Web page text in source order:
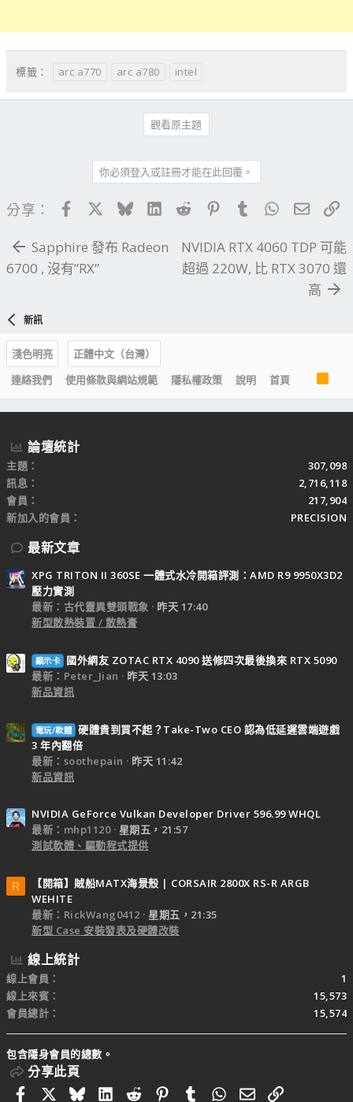
標籤： arc a770 arc a780 intel
觀看原主題
你必須登入或註冊才能在此回覆。
分享： FacebookBlueskyLinkedIn
Reddit PinterestTumblrWhatsApp
電子
Sapphire 發布 Radeon
6700 , 沒有”RX”
NVIDIA RTX 4060 TDP 可能
超過 220W, 比 RTX 3070 還
高
新訊
淺色明亮
正體中文（台灣）
連絡我們
使用條款與網站規範 隱私權政策 說明 首頁
R
S
S
論壇統計
主題
307,098
訊息
2,716,118
會員
217,904
新加入的會員
PRECISION
最新文章
XPG TRITON II 360SE 一體式水冷開箱評測：AMD R9 9950X3D2
壓力實測
最新：古代靈異雙頭戰象
昨天 17:40
新型散熱裝置 / 散熱膏
顯示卡
國外網友 ZOTAC RTX 4090 送修四次最後換來 RTX 5090
最新：Peter_Jian
昨天 13:03
新品資訊
電玩/軟體 硬體貴到買不起？Take-Two CEO 認為低延遲雲端遊戲
3 年內翻倍
最新：soothepain
昨天 11:42
新品資訊
NVIDIA GeForce Vulkan Developer Driver 596.99 WHQL
最新：mhp1120
星期五，21:57
測試軟體、驅動程式提供
R
【開箱】賊船MATX海景殼 | CORSAIR 2800X RS-R ARGB
WEHITE
最新：RickWang0412
星期五，21:35
新型 Case 安裝發表及硬體改裝
線上統計
線上會員
1
線上來賓
15,573
會員總計
15,574
包含隱身會員的總數。
分享此頁
FacebookBlueskyLinkedIn
RedditPinterestTumblrWhatsApp
電子郵件
連結